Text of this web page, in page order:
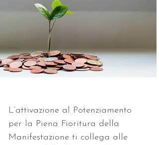
L’attivazione al Potenziamento
per la Piena Fioritura della
Manifestazione ti collega alle